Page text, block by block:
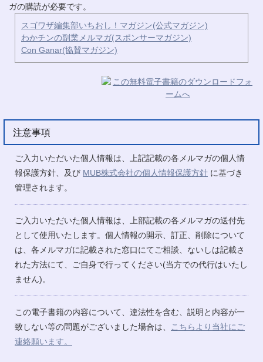
ガの購読が必要です。
スゴワザ編集部いちおし！マガジン(公式マガジン)
わかチンの副業メルマガ(スポンサーマガジン)
Con Ganar(協賛マガジン)
注意事項
ご入力いただいた個人情報は、上記記載の各メルマガの個人情
報保護方針、及び MUB株式会社の個人情報保護方針 に基づき
管理されます。
ご入力いただいた個人情報は、上部記載の各メルマガの送付先
として使用いたします。個人情報の開示、訂正、削除について
は、各メルマガに記載された窓口にてご相談、ないしは記載さ
れた方法にて、ご自身で行ってください(当方での代行はいたし
ません)。
この電子書籍の内容について、違法性を含む、説明と内容が一
致しない等の問題がございました場合は、
こちらより当社にご
連絡願います。